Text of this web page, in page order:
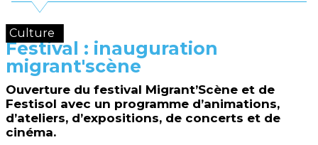
Culture
Festival : inauguration
migrant'scène
Ouverture du festival Migrant’Scène et de
Festisol avec un programme d’animations,
d’ateliers, d’expositions, de concerts et de
cinéma.